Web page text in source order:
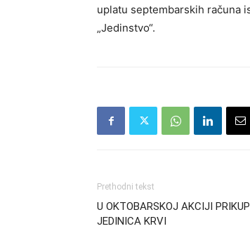
uplatu septembarskih računa
„Jedinstvo“.
Prethodni tekst
U OKTOBARSKOJ AKCIJI
JEDINICA KRVI